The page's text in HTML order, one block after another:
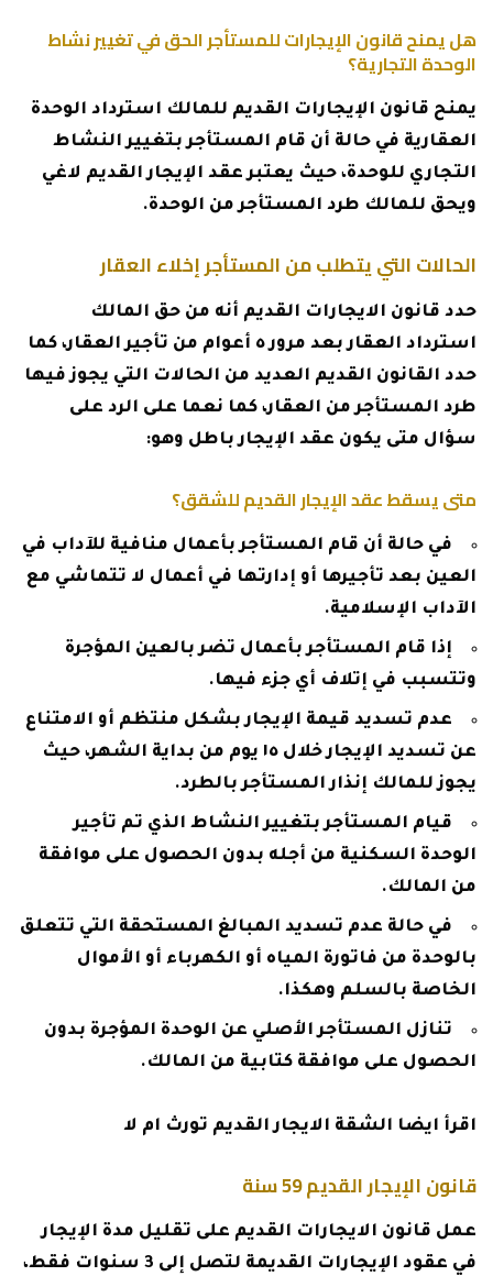
هل يمنح قانون الإيجارات للمستأجر الحق في تغيير نشاط
الوحدة التجارية؟
يمنح قانون الإيجارات القديم للمالك استرداد الوحدة
العقارية في حالة أن قام المستأجر بتغيير النشاط
التجاري للوحدة، حيث يعتبر عقد الإيجار القديم لاغي
ويحق للمالك طرد المستأجر من الوحدة.
الحالات التي يتطلب من المستأجر إخلاء العقار
حدد قانون الايجارات القديم أنه من حق المالك
استرداد العقار بعد مرور ٥ أعوام من تأجير العقار، كما
حدد القانون القديم العديد من الحالات التي يجوز فيها
طرد المستأجر من العقار، كما نعما على الرد على
سؤال متى يكون عقد الإيجار باطل وهو:
متى يسقط عقد الإيجار القديم للشقق؟
في حالة أن قام المستأجر بأعمال منافية للآداب في
العين بعد تأجيرها أو إدارتها في أعمال لا تتماشي مع
الآداب الإسلامية.
إذا قام المستأجر بأعمال تضر بالعين المؤجرة
وتتسبب في إتلاف أي جزء فيها.
عدم تسديد قيمة الإيجار بشكل منتظم أو الامتناع
عن تسديد الإيجار خلال ١٥ يوم من بداية الشهر، حيث
يجوز للمالك إنذار المستأجر بالطرد.
قيام المستأجر بتغيير النشاط الذي تم تأجير
الوحدة السكنية من أجله بدون الحصول على موافقة
من المالك.
في حالة عدم تسديد المبالغ المستحقة التي تتعلق
بالوحدة من فاتورة المياه أو الكهرباء أو الأموال
الخاصة بالسلم وهكذا.
تنازل المستأجر الأصلي عن الوحدة المؤجرة بدون
الحصول على موافقة كتابية من المالك.
اقرأ ايضا الشقة الايجار القديم تورث ام لا
قانون الإيجار القديم 59 سنة
عمل قانون الايجارات القديم على تقليل مدة الإيجار
في عقود الإيجارات القديمة لتصل إلى 3 سنوات فقط،